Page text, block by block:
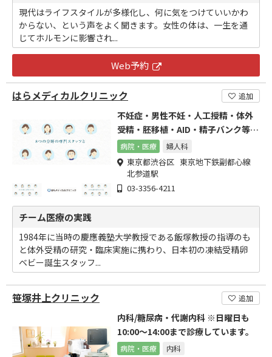
現代はライフスタイルが多様化し、何に気をつけていいかわ
からない、という声をよく聞きます。女性の体は、一生を通
じてホルモンに影響され...
Web予約
はらメディカルクリニック 追加
不妊症・男性不妊・人工授精・体外
受精・胚移植・AID・精子バンク等を
専門に行っております。
病院・医療 婦人科
東京都渋谷区 東京地下鉄副都心線
北参道駅
03-3356-4211
チーム医療の実践
1984年に当時の慶應義塾大学教授である飯塚教授の指導のも
と体外受精の研究・臨床実施に携わり、日本初の凍結受精卵
ベビー誕生スタッフ...
笹塚井上クリニック 追加
内科/糖尿病・代謝内科 ※日曜日も
10:00～14:00まで診療しています。
病院・医療 内科